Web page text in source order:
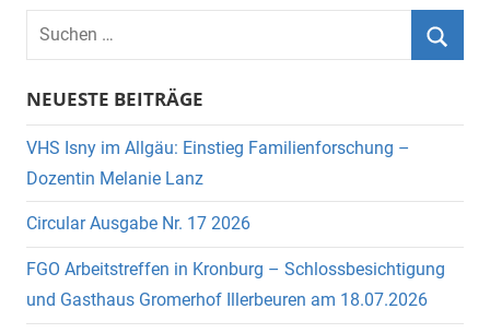
Suchen
NEUESTE BEITRÄGE
VHS Isny im Allgäu: Einstieg Familienforschung –
Dozentin Melanie Lanz
Circular Ausgabe Nr. 17 2026
FGO Arbeitstreffen in Kronburg – Schlossbesichtigung
und Gasthaus Gromerhof Illerbeuren am 18.07.2026